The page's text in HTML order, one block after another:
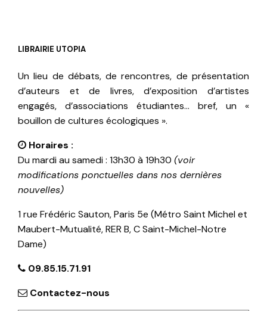
LIBRAIRIE UTOPIA
Un lieu de débats, de rencontres, de présentation
d’auteurs et de livres, d’exposition d’artistes
engagés, d’associations étudiantes… bref, un «
bouillon de cultures écologiques ».
Horaires :
Du mardi au samedi : 13h30 à 19h30 (voir
modifications ponctuelles dans nos dernières
nouvelles)
1 rue Frédéric Sauton, Paris 5e (Métro Saint Michel et
Maubert-Mutualité, RER B, C Saint-Michel-Notre
Dame)
09.85.15.71.91
Contactez-nous